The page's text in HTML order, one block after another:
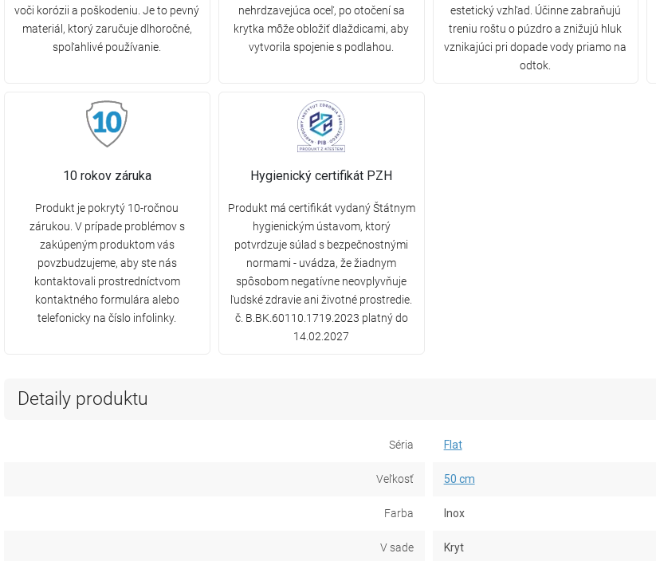
voči korózii a poškodeniu. Je to pevný
materiál, ktorý zaručuje dlhoročné,
spoľahlivé používanie.
nehrdzavejúca oceľ, po otočení sa
krytka môže obložiť dlaždicami, aby
vytvorila spojenie s podlahou.
estetický vzhľad. Účinne zabraňujú
treniu roštu o púzdro a znižujú hluk
vznikajúci pri dopade vody priamo na
odtok.
10 rokov záruka
Produkt je pokrytý 10-ročnou
zárukou. V prípade problémov s
zakúpeným produktom vás
povzbudzujeme, aby ste nás
kontaktovali prostredníctvom
kontaktného formulára alebo
telefonicky na číslo infolinky.
Hygienický certifikát PZH
Produkt má certifikát vydaný Štátnym
hygienickým ústavom, ktorý
potvrdzuje súlad s bezpečnostnými
normami - uvádza, že žiadnym
spôsobom negatívne neovplyvňuje
ľudské zdravie ani životné prostredie.
č. B.BK.60110.1719.2023 platný do
14.02.2027
Detaily produktu
Séria Flat
Veľkosť 50 cm
Farba Inox
V sade Kryt